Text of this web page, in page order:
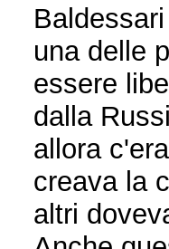
una delle
essere
dalla
allora
creava la
altri